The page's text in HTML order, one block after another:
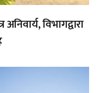
विभागद्वारा